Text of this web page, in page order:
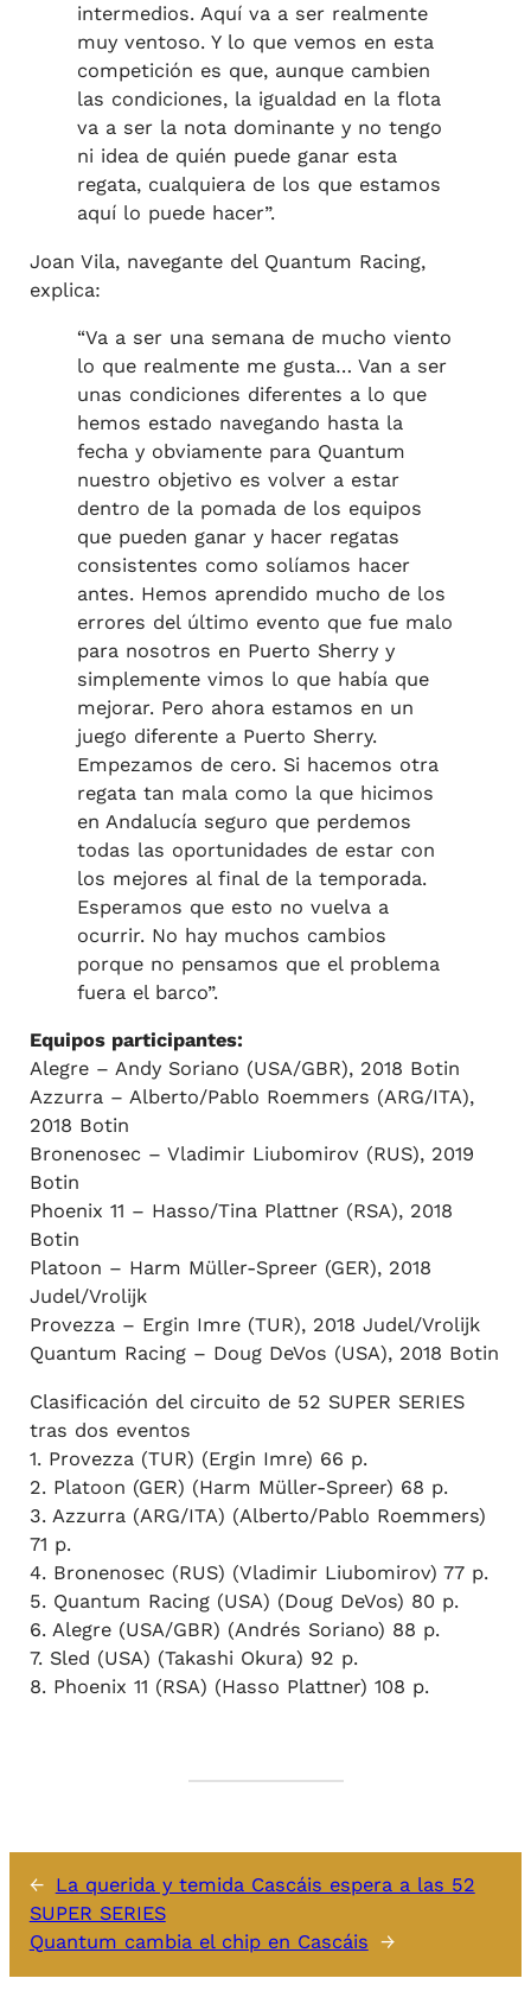
intermedios. Aquí va a ser realmente
muy ventoso. Y lo que vemos en esta
competición es que, aunque cambien
las condiciones, la igualdad en la flota
va a ser la nota dominante y no tengo
ni idea de quién puede ganar esta
regata, cualquiera de los que estamos
aquí lo puede hacer”.
Joan Vila, navegante del Quantum Racing,
explica:
“Va a ser una semana de mucho viento
lo que realmente me gusta… Van a ser
unas condiciones diferentes a lo que
hemos estado navegando hasta la
fecha y obviamente para Quantum
nuestro objetivo es volver a estar
dentro de la pomada de los equipos
que pueden ganar y hacer regatas
consistentes como solíamos hacer
antes. Hemos aprendido mucho de los
errores del último evento que fue malo
para nosotros en Puerto Sherry y
simplemente vimos lo que había que
mejorar. Pero ahora estamos en un
juego diferente a Puerto Sherry.
Empezamos de cero. Si hacemos otra
regata tan mala como la que hicimos
en Andalucía seguro que perdemos
todas las oportunidades de estar con
los mejores al final de la temporada.
Esperamos que esto no vuelva a
ocurrir. No hay muchos cambios
porque no pensamos que el problema
fuera el barco”.
Equipos participantes:
Alegre – Andy Soriano (USA/GBR), 2018 Botin
Azzurra – Alberto/Pablo Roemmers (ARG/ITA),
2018 Botin
Bronenosec – Vladimir Liubomirov (RUS), 2019
Botin
Phoenix 11 – Hasso/Tina Plattner (RSA), 2018
Botin
Platoon – Harm Müller-Spreer (GER), 2018
Judel/Vrolijk
Provezza – Ergin Imre (TUR), 2018 Judel/Vrolijk
Quantum Racing – Doug DeVos (USA), 2018 Botin
Clasificación del circuito de 52 SUPER SERIES
tras dos eventos
1. Provezza (TUR) (Ergin Imre) 66 p.
2. Platoon (GER) (Harm Müller-Spreer) 68 p.
3. Azzurra (ARG/ITA) (Alberto/Pablo Roemmers)
71 p.
4. Bronenosec (RUS) (Vladimir Liubomirov) 77 p.
5. Quantum Racing (USA) (Doug DeVos) 80 p.
6. Alegre (USA/GBR) (Andrés Soriano) 88 p.
7. Sled (USA) (Takashi Okura) 92 p.
8. Phoenix 11 (RSA) (Hasso Plattner) 108 p.
← La querida y temida Cascáis espera a las 52
SUPER SERIES
Quantum cambia el chip en Cascáis →